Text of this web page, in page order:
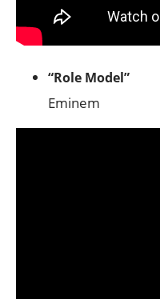
“Role Model”
Eminem